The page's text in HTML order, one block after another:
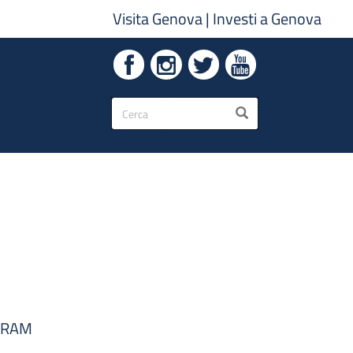
Visita Genova| Investi a Genova
Form
di
ricerca
CERCA